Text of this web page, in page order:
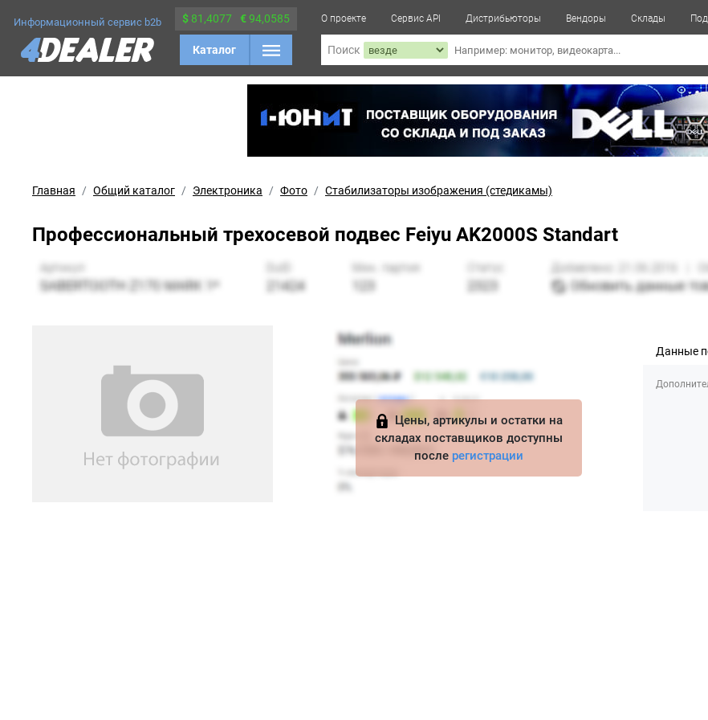
Информационный сервис b2b $ 81,4077 €94,0585
Каталог
О проекте Сервис API Дистрибьюторы Вендоры Склады
Поиск
Главная Общий каталог Электроника Фото Стабилизаторы изображения (стедикамы)
Профессиональный трехосевой подвес Feiyu AK2000S Standart
Цены, артикулы и остатки на
складах поставщиков доступны
после регистрации
Данные